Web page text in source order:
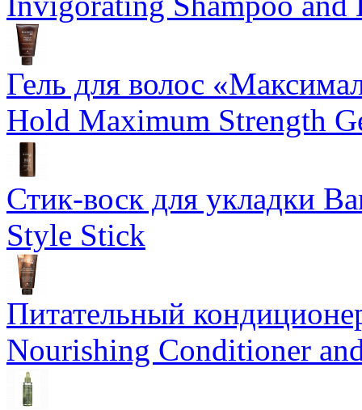
Гель для волос
Hold Maximum Strength
Стик-воск для укладки
Style Stick
Питательный
Nourishing Conditioner